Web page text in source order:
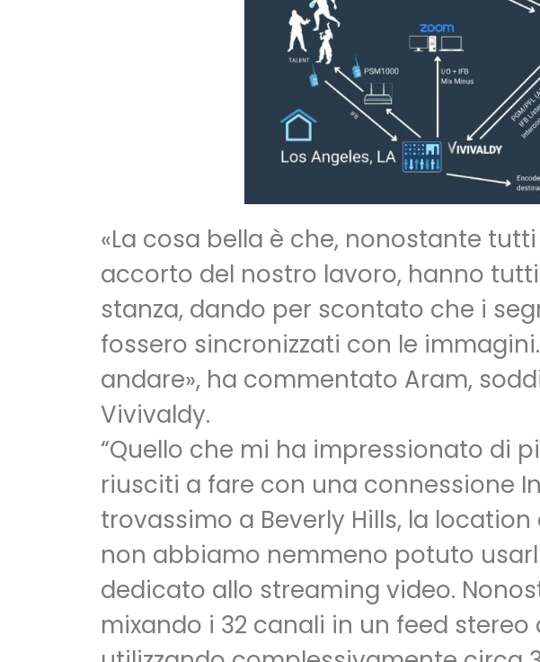
«La cosa bella è che, nonostante
accorto del nostro lavoro, hanno
stanza, dando per scontato che i
fossero sincronizzati con le
andare», ha commentato Aram,
Vivivaldy.
“Quello che mi ha impressionato di
riusciti a fare con una connessione
trovassimo a Beverly Hills, la
non abbiamo nemmeno potuto
dedicato allo streaming video.
mixando i 32 canali in un feed